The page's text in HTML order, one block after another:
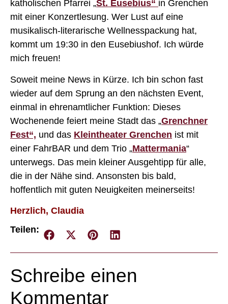
katholischen Pfarrei „St. Eusebius“ in Grenchen
mit einer Konzertlesung. Wer Lust auf eine
musikalisch-literarische Wellnesspackung hat,
kommt um 19:30 in den Eusebiushof. Ich würde
mich freuen!
Soweit meine News in Kürze. Ich bin schon fast
wieder auf dem Sprung an den nächsten Event,
einmal in ehrenamtlicher Funktion: Dieses
Wochenende feiert meine Stadt das „Grenchner
Fest“, und das Kleintheater Grenchen ist mit
einer FahrBAR und dem Trio „Mattermania“
unterwegs. Das mein kleiner Ausgehtipp für alle,
die in der Nähe sind. Ansonsten bis bald,
hoffentlich mit guten Neuigkeiten meinerseits!
Herzlich, Claudia
Teilen:
Schreibe einen
Kommentar